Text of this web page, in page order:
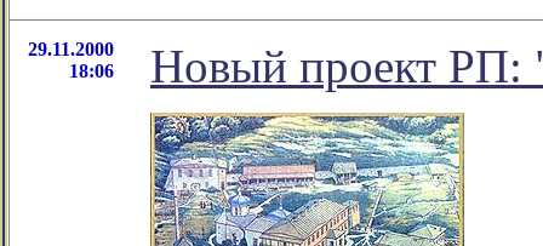
29.11.2000
18:06
Новый проект РП: